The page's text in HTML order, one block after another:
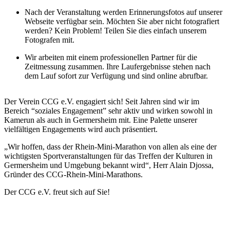
Nach der Veranstaltung werden Erinnerungsfotos auf unserer
Webseite verfügbar sein. Möchten Sie aber nicht fotografiert
werden? Kein Problem! Teilen Sie dies einfach unserem
Fotografen mit.
Wir arbeiten mit einem professionellen Partner für die
Zeitmessung zusammen. Ihre Laufergebnisse stehen nach
dem Lauf sofort zur Verfügung und sind online abrufbar.
Der Verein CCG e.V. engagiert sich! Seit Jahren sind wir im
Bereich “soziales Engagement” sehr aktiv und wirken sowohl in
Kamerun als auch in Germersheim mit. Eine Palette unserer
vielfältigen Engagements wird auch präsentiert.
„Wir hoffen, dass der Rhein-Mini-Marathon von allen als eine der
wichtigsten Sportveranstaltungen für das Treffen der Kulturen in
Germersheim und Umgebung bekannt wird“, Herr Alain Djossa,
Gründer des CCG-Rhein-Mini-Marathons.
Der CCG e.V. freut sich auf Sie!